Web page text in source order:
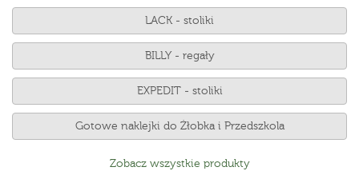
LACK - stoliki
BILLY - regały
EXPEDIT - stoliki
Gotowe naklejki do Żłobka i Przedszkola
Zobacz wszystkie produkty